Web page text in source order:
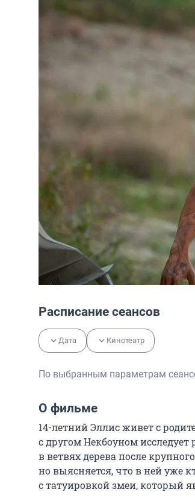
Расписание сеансов
Дата Кинотеатр
По выбранным параметрам
О фильме
14-летний Эллис живет с
с другом Некбоуном
в ветвях дерева после
но выясняется, что в ней уже
с татуировкой змеи, который